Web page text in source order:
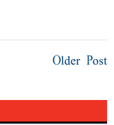
Older Post